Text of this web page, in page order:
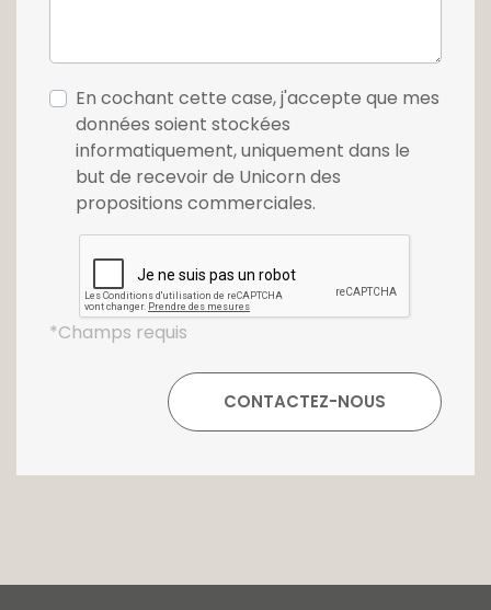
En cochant cette case, j'accepte que mes
données soient stockées
informatiquement, uniquement dans le
but de recevoir de Unicorn des
propositions commerciales.
*Champs requis